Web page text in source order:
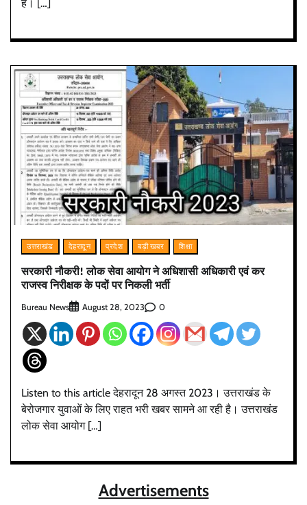
है। […]
उत्तराखंड देहरादून प्रदेश बड़ी खबर शिक्षा
सरकारी नौकरी! लोक सेवा आयोग ने अधिशासी अधिकारी एवं कर
राजस्व निरीक्षक के पदों पर निकली भर्ती
Bureau News August 28, 2023 0
Listen to this article देहरादून 28 अगस्त 2023। उत्तराखंड के
बेरोजगार युवाओं के लिए राहत भरी खबर सामने आ रही है। उत्तराखंड
लोक सेवा आयोग […]
Advertisements